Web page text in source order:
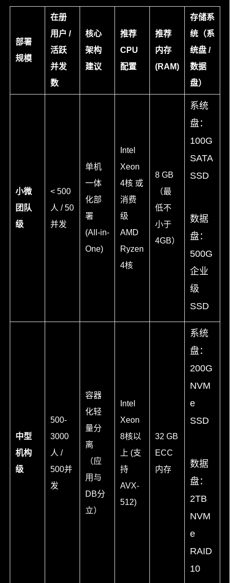
部署
规模
在册
用户 /
活跃
并发
数
核心
架构
建议
推荐
CPU
配置
推荐
内存
(RAM)
存储系
统（系
统盘 /
数据
盘）
小微
团队
级
< 500
人 / 50
并发
单机
一体
化部
署
(All-in-
One)
Intel
Xeon
4核 或
消费
级
AMD
Ryzen
4核
8 GB
（最
低不
小于
4GB）
系统
盘：
100G
SATA
SSD
数据
盘：
500G
企业
级
SSD
中型
机构
级
500-
3000
人 /
500并
发
容器
化轻
量分
离
（应
用与
DB分
立）
Intel
Xeon
8核以
上 (支
持
AVX-
512)
32 GB
ECC
内存
系统
盘：
200G
NVM
e
SSD
数据
盘：
2TB
NVM
e
RAID
10